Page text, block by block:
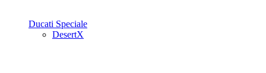
Ducati Speciale
DesertX